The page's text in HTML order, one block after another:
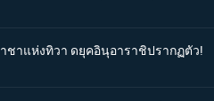
ชาแห่งทิวา ดยุคอินุอาราชิปรากฏตัว!